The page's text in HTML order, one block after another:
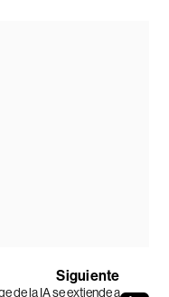
Siguiente
de la IA se extiende a